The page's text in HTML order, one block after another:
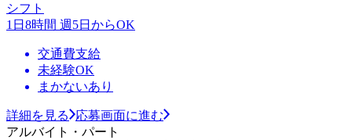
シフト
1日8時間 週5日からOK
交通費支給
未経験OK
まかないあり
詳細を見る
応募画面に進む
アルバイト・パート